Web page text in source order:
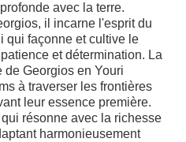
avec la terre.
il incarne l'esprit du
qui façonne et cultive le
et détermination. La
de Georgios en Youri
à traverser les frontières
leur essence première.
résonne avec la richesse
harmonieusement